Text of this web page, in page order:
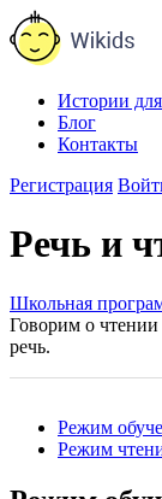
Истории
Блог
Контакты
Регистрация
Речь и
Школьная
Говорим о
речь.
Режим
Режим